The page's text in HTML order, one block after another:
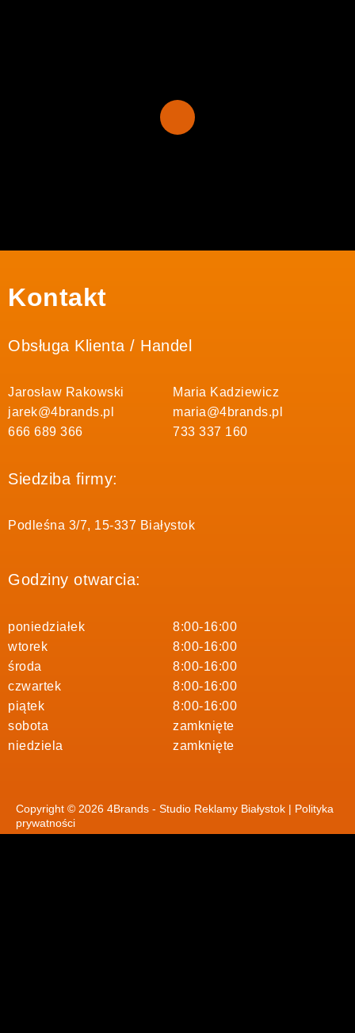
Kontakt
Obsługa Klienta / Handel
Jarosław Rakowski
jarek@4brands.pl
666 689 366
Maria Kadziewicz
maria@4brands.pl
733 337 160
Siedziba firmy:
Podleśna 3/7, 15-337 Białystok
Godziny otwarcia:
poniedziałek
wtorek
środa
czwartek
piątek
sobota
niedziela
8:00-16:00
8:00-16:00
8:00-16:00
8:00-16:00
8:00-16:00
zamknięte
zamknięte
Copyright © 2026 4Brands - Studio Reklamy Białystok | Polityka
prywatności